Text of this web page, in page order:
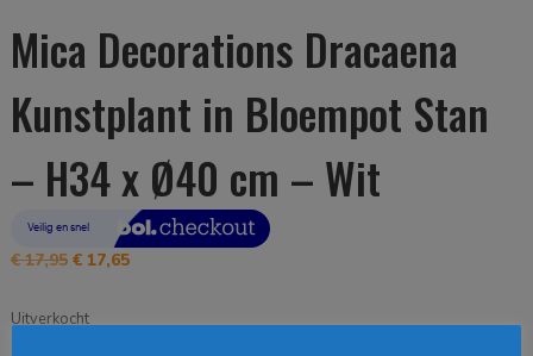
Mica Decorations Dracaena
Kunstplant in Bloempot Stan
– H34 x Ø40 cm – Wit
€17,95 Oorspronkelijke
was:
€17,65Huidige
Uitverkocht